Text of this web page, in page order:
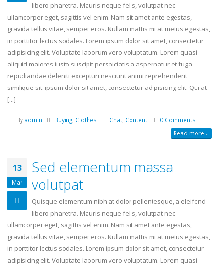
libero pharetra. Mauris neque felis, volutpat nec
ullamcorper eget, sagittis vel enim. Nam sit amet ante egestas,
gravida tellus vitae, semper eros. Nullam mattis mi at metus egestas,
in porttitor lectus sodales. Lorem ipsum dolor sit amet, consectetur
adipisicing elit. Voluptate laborum vero voluptatum. Lorem quasi
aliquid maiores iusto suscipit perspiciatis a aspernatur et fuga
repudiandae deleniti excepturi nesciunt animi reprehenderit
similique sit. ipsum dolor sit amet, consectetur adipisicing elit. Qui at
[...]
By admin Buying Clothes Chat Content 0 Comments
Read more...
13
Mar
Sed elementum massa
volutpat
Quisque elementum nibh at dolor pellentesque, a eleifend
libero pharetra. Mauris neque felis, volutpat nec
ullamcorper eget, sagittis vel enim. Nam sit amet ante egestas,
gravida tellus vitae, semper eros. Nullam mattis mi at metus egestas,
in porttitor lectus sodales. Lorem ipsum dolor sit amet, consectetur
adipisicing elit. Voluptate laborum vero voluptatum. Lorem quasi